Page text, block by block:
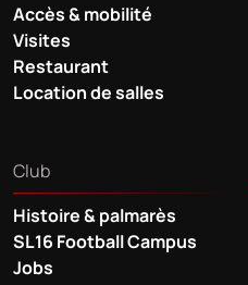
Accès & mobilité
Visites
Restaurant
Location de salles
Club
Histoire & palmarès
SL16 Football Campus
Jobs